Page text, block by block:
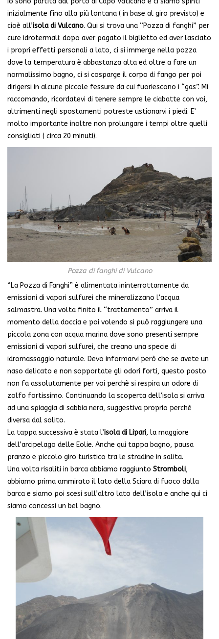
inizialmente fino alla più lontana ( in base al giro previsto) e
cioè all’isola di Vulcano. Qui si trova una “Pozza di fanghi” per
cure idrotermali: dopo aver pagato il biglietto ed aver lasciato
i propri effetti personali a lato, ci si immerge nella pozza
dove la temperatura è abbastanza alta ed oltre a fare un
normalissimo bagno, ci si cosparge il corpo di fango per poi
dirigersi in alcune piccole fessure da cui fuoriescono i “gas”. Mi
raccomando, ricordatevi di tenere sempre le ciabatte con voi,
altrimenti negli spostamenti potreste ustionarvi i piedi. E’
molto importante inoltre non prolungare i tempi oltre quelli
consigliati ( circa 20 minuti).
Pozza di fanghi di Vulcano
“La Pozza di Fanghi” è alimentata ininterrottamente da
emissioni di vapori sulfurei che mineralizzano l’acqua
salmastra. Una volta finito il “trattamento” arriva il
momento della doccia e poi volendo si può raggiungere una
piccola zona con acqua marina dove sono presenti sempre
emissioni di vapori sulfurei, che creano una specie di
idromassaggio naturale. Devo informarvi però che se avete un
naso delicato e non sopportate gli odori forti, questo posto
non fa assolutamente per voi perchè si respira un odore di
zolfo fortissimo. Continuando la scoperta dell’isola si arriva
ad una spiaggia di sabbia nera, suggestiva proprio perchè
diversa dal solito.
La tappa successiva è stata l’isola di Lipari, la maggiore
dell’arcipelago delle Eolie. Anche qui tappa bagno, pausa
pranzo e piccolo giro turistico tra le stradine in salita.
Una volta risaliti in barca abbiamo raggiunto Stromboli,
abbiamo prima ammirato il lato della Sciara di fuoco dalla
barca e siamo poi scesi sull’altro lato dell’isola e anche qui ci
siamo concessi un bel bagno.